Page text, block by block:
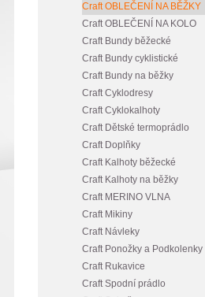
Craft OBLEČENÍ NA BĚŽKY
Craft OBLEČENÍ NA KOLO
Craft Bundy běžecké
Craft Bundy cyklistické
Craft Bundy na běžky
Craft Cyklodresy
Craft Cyklokalhoty
Craft Dětské termoprádlo
Craft Doplňky
Craft Kalhoty běžecké
Craft Kalhoty na běžky
Craft MERINO VLNA
Craft Mikiny
Craft Návleky
Craft Ponožky a Podkolenky
Craft Rukavice
Craft Spodní prádlo